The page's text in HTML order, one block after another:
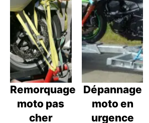
Remorquage
moto pas
cher
Dépannage
moto en
urgence